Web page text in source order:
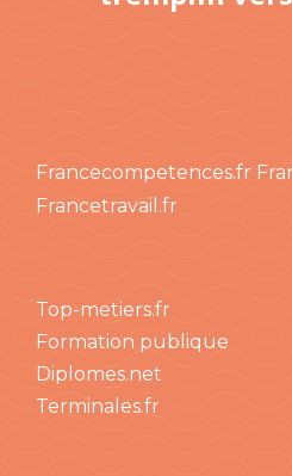
Francecompetences.fr
Francetravail.fr
Top-metiers.fr
Formation publique
Diplomes.net
Terminales.fr